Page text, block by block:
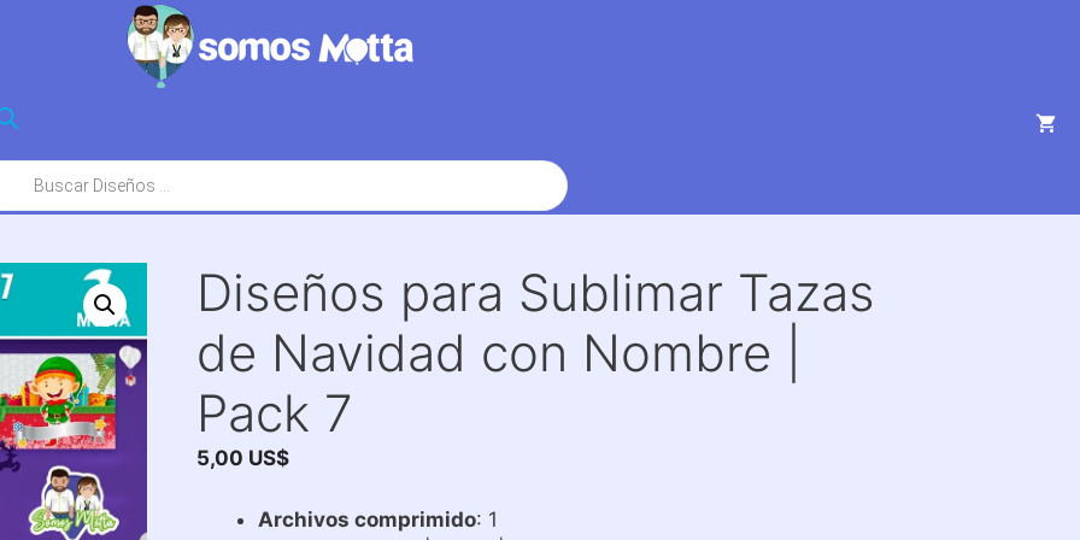
Diseños para Sublimar Tazas
de Navidad con Nombre |
Pack 7
5,00 US$
Archivos comprimido: 1